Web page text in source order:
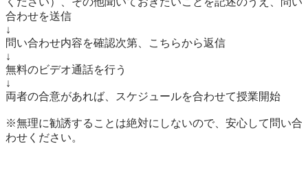
合わせを送信
↓
問い合わせ内容を確認次第、こちらから返信
↓
無料のビデオ通話を行う
↓
両者の合意があれば、スケジュールを合わせて授業開始
※無理に勧誘することは絶対にしないので、安心して問い合
わせください。